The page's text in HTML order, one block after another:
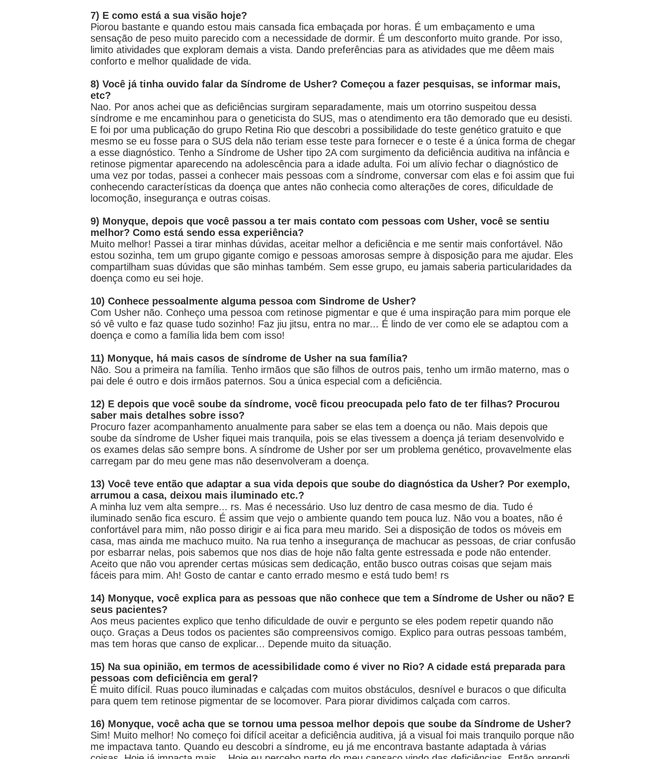
7) E como está a sua visão hoje?
Piorou bastante e quando estou mais cansada fica embaçada por horas. É um embaçamento e uma
sensação de peso muito parecido com a necessidade de dormir. É um desconforto muito grande. Por isso,
limito atividades que exploram demais a vista. Dando preferências para as atividades que me dêem mais
conforto e melhor qualidade de vida.
8) Você já tinha ouvido falar da Síndrome de Usher? Começou a fazer pesquisas, se informar mais,
etc?
Nao. Por anos achei que as deficiências surgiram separadamente, mais um otorrino suspeitou dessa
síndrome e me encaminhou para o geneticista do SUS, mas o atendimento era tão demorado que eu desisti.
E foi por uma publicação do grupo Retina Rio que descobri a possibilidade do teste genético gratuito e que
mesmo se eu fosse para o SUS dela não teriam esse teste para fornecer e o teste é a única forma de chegar
a esse diagnóstico. Tenho a Síndrome de Usher tipo 2A com surgimento da deficiência auditiva na infância e
retinose pigmentar aparecendo na adolescência para a idade adulta. Foi um alívio fechar o diagnóstico de
uma vez por todas, passei a conhecer mais pessoas com a síndrome, conversar com elas e foi assim que fui
conhecendo características da doença que antes não conhecia como alterações de cores, dificuldade de
locomoção, insegurança e outras coisas.
9) Monyque, depois que você passou a ter mais contato com pessoas com Usher, você se sentiu
melhor? Como está sendo essa experiência?
Muito melhor! Passei a tirar minhas dúvidas, aceitar melhor a deficiência e me sentir mais confortável. Não
estou sozinha, tem um grupo gigante comigo e pessoas amorosas sempre à disposição para me ajudar. Eles
compartilham suas dúvidas que são minhas também. Sem esse grupo, eu jamais saberia particularidades da
doença como eu sei hoje.
10) Conhece pessoalmente alguma pessoa com Sindrome de Usher?
Com Usher não. Conheço uma pessoa com retinose pigmentar e que é uma inspiração para mim porque ele
só vê vulto e faz quase tudo sozinho! Faz jiu jitsu, entra no mar... É lindo de ver como ele se adaptou com a
doença e como a família lida bem com isso!
11) Monyque, há mais casos de síndrome de Usher na sua família?
Não. Sou a primeira na família. Tenho irmãos que são filhos de outros pais, tenho um irmão materno, mas o
pai dele é outro e dois irmãos paternos. Sou a única especial com a deficiência.
12) E depois que você soube da síndrome, você ficou preocupada pelo fato de ter filhas? Procurou
saber mais detalhes sobre isso?
Procuro fazer acompanhamento anualmente para saber se elas tem a doença ou não. Mais depois que
soube da síndrome de Usher fiquei mais tranquila, pois se elas tivessem a doença já teriam desenvolvido e
os exames delas são sempre bons. A síndrome de Usher por ser um problema genético, provavelmente elas
carregam par do meu gene mas não desenvolveram a doença.
13) Você teve então que adaptar a sua vida depois que soube do diagnóstica da Usher? Por exemplo,
arrumou a casa, deixou mais iluminado etc.?
A minha luz vem alta sempre... rs. Mas é necessário. Uso luz dentro de casa mesmo de dia. Tudo é
iluminado senão fica escuro. É assim que vejo o ambiente quando tem pouca luz. Não vou a boates, não é
confortável para mim, não posso dirigir e ai fica para meu marido. Sei a disposição de todos os móveis em
casa, mas ainda me machuco muito. Na rua tenho a insegurança de machucar as pessoas, de criar confusão
por esbarrar nelas, pois sabemos que nos dias de hoje não falta gente estressada e pode não entender.
Aceito que não vou aprender certas músicas sem dedicação, então busco outras coisas que sejam mais
fáceis para mim. Ah! Gosto de cantar e canto errado mesmo e está tudo bem! rs
14) Monyque, você explica para as pessoas que não conhece que tem a Síndrome de Usher ou não? E
seus pacientes?
Aos meus pacientes explico que tenho dificuldade de ouvir e pergunto se eles podem repetir quando não
ouço. Graças a Deus todos os pacientes são compreensivos comigo. Explico para outras pessoas também,
mas tem horas que canso de explicar... Depende muito da situação.
15) Na sua opinião, em termos de acessibilidade como é viver no Rio? A cidade está preparada para
pessoas com deficiência em geral?
É muito difícil. Ruas pouco iluminadas e calçadas com muitos obstáculos, desnível e buracos o que dificulta
para quem tem retinose pigmentar de se locomover. Para piorar dividimos calçada com carros.
16) Monyque, você acha que se tornou uma pessoa melhor depois que soube da Síndrome de Usher?
Sim! Muito melhor! No começo foi difícil aceitar a deficiência auditiva, já a visual foi mais tranquilo porque não
me impactava tanto. Quando eu descobri a síndrome, eu já me encontrava bastante adaptada à várias